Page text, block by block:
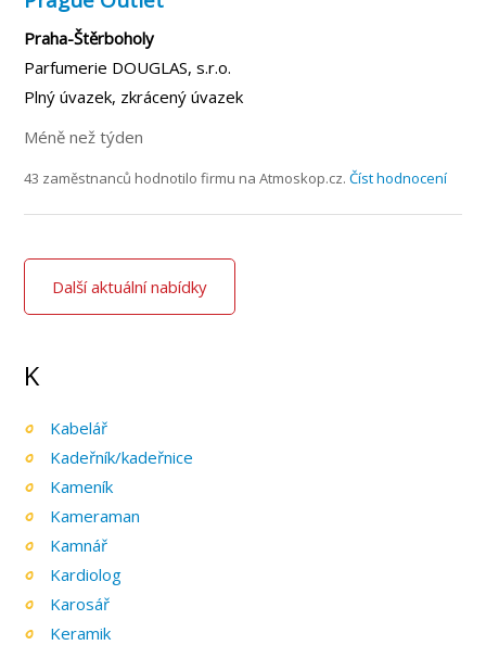
Praha-Štěrboholy
Parfumerie DOUGLAS, s.r.o.
Plný úvazek, zkrácený úvazek
Méně než týden
43 zaměstnanců hodnotilo firmu na Atmoskop.cz.Číst hodnocení
Další aktuální nabídky
K
Kabelář
Kadeřník/kadeřnice
Kameník
Kameraman
Kamnář
Kardiolog
Karosář
Keramik